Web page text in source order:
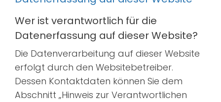
Wer ist verantwortlich für die
Datenerfassung auf dieser Website?
Die Datenverarbeitung auf dieser Website
erfolgt durch den Websitebetreiber.
Dessen Kontaktdaten können Sie dem
Abschnitt „Hinweis zur Verantwortlichen